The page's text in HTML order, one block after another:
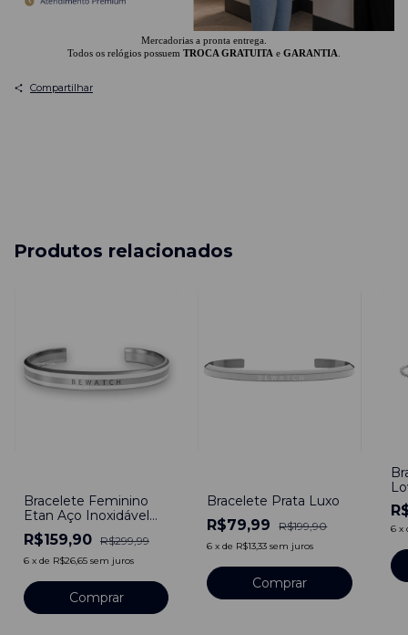
Mercadorias a pronta entrega.
Todos os relógios possuem TROCA GRATUITA e GARANTIA
Compartilhar
Produtos relacionados
Bracelete Feminino
Etan Aço Inoxidável
Ajustável
R$159,90 R$299,99
6 x de R$26,65 sem juros
Bracelete Prata Luxo
R$79,99 R$199,90
6 xde R$13,33 sem juros
6 x